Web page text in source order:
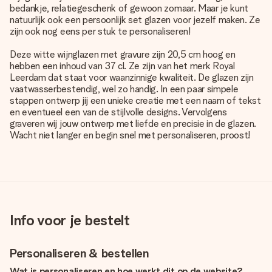
bedankje, relatiegeschenk of gewoon zomaar. Maar je kunt
natuurlijk ook een persoonlijk set glazen voor jezelf maken. Ze
zijn ook nog eens per stuk te personaliseren!
Deze witte wijnglazen met gravure zijn 20,5 cm hoog en
hebben een inhoud van 37 cl. Ze zijn van het merk Royal
Leerdam dat staat voor waanzinnige kwaliteit. De glazen zijn
vaatwasserbestendig, wel zo handig. In een paar simpele
stappen ontwerp jij een unieke creatie met een naam of tekst
en eventueel een van de stijlvolle designs. Vervolgens
graveren wij jouw ontwerp met liefde en precisie in de glazen.
Wacht niet langer en begin snel met personaliseren, proost!
Info voor je bestelt
Personaliseren & bestellen